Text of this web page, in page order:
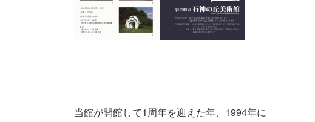
当館が開館して1周年を迎えた年、1994年に